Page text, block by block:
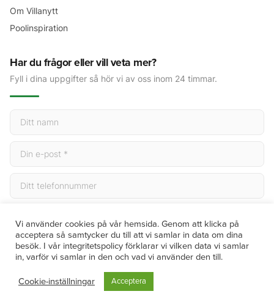
Om Villanytt
Poolinspiration
Har du frågor eller vill veta mer?
Fyll i dina uppgifter så hör vi av oss inom 24 timmar.
Skicka
IntegritetspolicyKöpvillkor
Vi använder cookies på vår hemsida. Genom att klicka på
acceptera så samtycker du till att vi samlar in data om dina
besök. I vår integritetspolicy förklarar vi vilken data vi samlar
in, varför vi samlar in den och vad vi använder den till.
Cookie-inställningar Acceptera